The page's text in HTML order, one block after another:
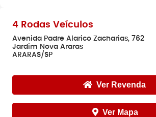
4 Rodas Veículos
Avenida Padre Alarico Zacharias, 762
Jardim Nova Araras
ARARAS/SP
Ver Revenda
Ver Mapa